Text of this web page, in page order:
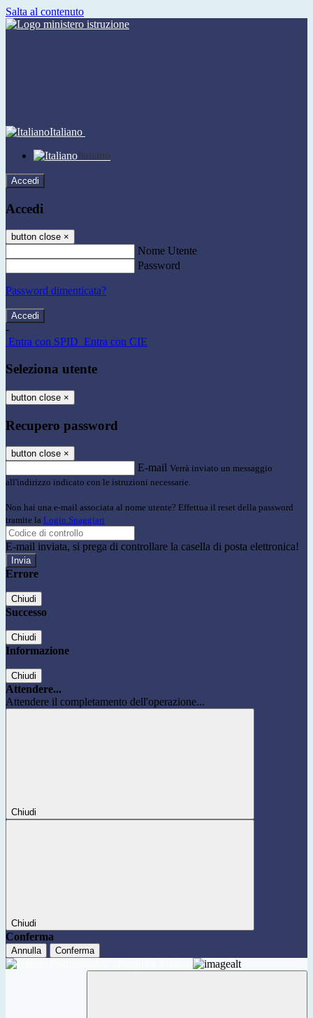
Salta al contenuto
Italiano
Italiano
Accedi
Accedi
button close ×
Nome Utente
Password
Password dimenticata?
-
Entra con SPID Entra con CIE
Seleziona utente
button close ×
Recupero password
button close ×
E-mail Verrà inviato un messaggio
all'indirizzo indicato con le istruzioni necessarie.
Non hai una e-mail associata al nome utente? Effettua il reset della password
tramite la Login Spaggiari
E-mail inviata, si prega di controllare la casella di posta elettronica!
Errore
Chiudi
Successo
Chiudi
Informazione
Chiudi
Attendere...
Attendere il completamento dell'operazione...
Chiudi
Chiudi
Conferma
Annulla Conferma